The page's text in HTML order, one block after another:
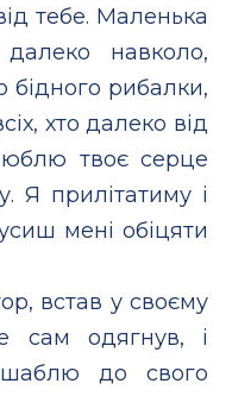
тебе. Маленька
навколо,
бідного рибалки,
хто далеко від
твоє серце
Я прилітатиму і
мені обіцяти
встав у своєму
сам одягнув, і
до свого